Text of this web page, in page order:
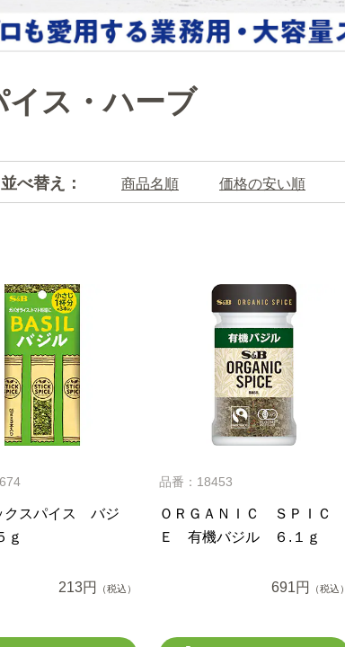
イス・ハーブ
並べ替え： 商品名順 価格の安い順
クスパイス バジ
ｇ
213円 （税込）
品番：18453
ＯＲＧＡＮＩＣ ＳＰＩＣ
Ｅ 有機バジル ６.１ｇ
691円 （税込）